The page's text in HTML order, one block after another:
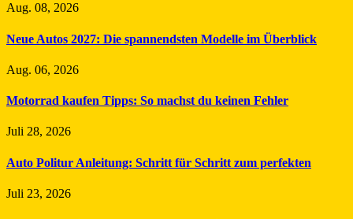
Aug. 08, 2026
Neue Autos 2027: Die spannendsten Modelle im Überblick
Aug. 06, 2026
Motorrad kaufen Tipps: So machst du keinen Fehler
Juli 28, 2026
Auto Politur Anleitung: Schritt für Schritt zum perfekten
Juli 23, 2026